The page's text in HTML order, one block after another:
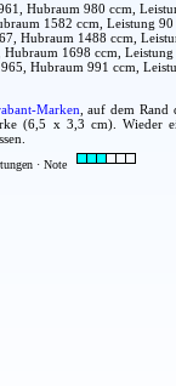
Hubraum 980 ccm,
1582 ccm, Leistung 90
Hubraum 1488 ccm,
1698 ccm,
Hubraum 991 ccm,
Marken , auf dem
(6,5 x 3,3 cm). Wieder
· Note